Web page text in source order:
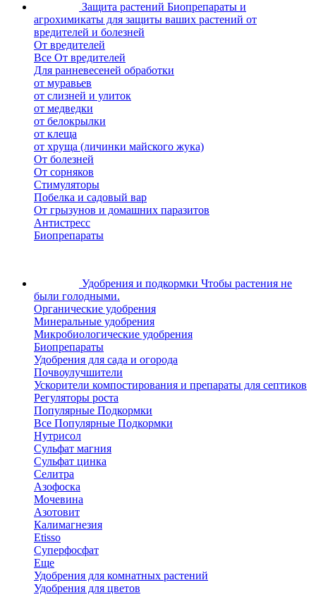
Защита растений Биопрепараты и
агрохимикаты для защиты ваших растений от
вредителей и болезней
От вредителей
Все От вредителей
Для ранневесеней обработки
от муравьев
от слизней и улиток
от медведки
от белокрылки
от клеща
от хруща (личинки майского жука)
От болезней
От сорняков
Стимуляторы
Побелка и садовый вар
От грызунов и домашних паразитов
Антистресс
Биопрепараты
Удобрения и подкормки Чтобы растения не
были голодными.
Органические удобрения
Минеральные удобрения
Микробиологические удобрения
Биопрепараты
Удобрения для сада и огорода
Почвоулучшители
Ускорители компостирования и препараты для септиков
Регуляторы роста
Популярные Подкормки
Все Популярные Подкормки
Нутрисол
Сульфат магния
Сульфат цинка
Селитра
Азофоска
Мочевина
Азотовит
Калимагнезия
Etisso
Суперфосфат
Еще
Удобрения для комнатных растений
Удобрения для цветов